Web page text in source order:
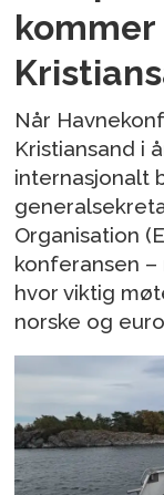
Når
Kristiansand i
internasjonalt
Organisation
konferansen
hvor viktig
norske og